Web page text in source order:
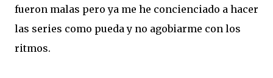
fueron malas pero ya me he concienciado a hacer
las series como pueda y no agobiarme con los
ritmos.